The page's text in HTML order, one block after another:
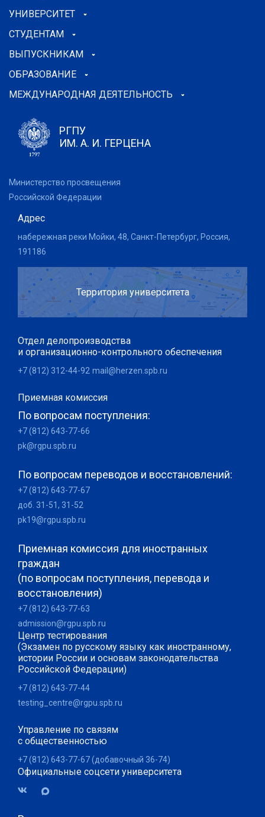
УНИВЕРСИТЕТ
СТУДЕНТАМ
ВЫПУСКНИКАМ
ОБРАЗОВАНИЕ
МЕЖДУНАРОДНАЯ ДЕЯТЕЛЬНОСТЬ
РГПУ
ИМ. А. И. ГЕРЦЕНА
Министерство просвещения
Российской Федерации
Адрес
набережная реки Мойки, 48, Санкт-Петербург, Россия,
191186
Территория университета
Отдел делопроизводства
и организационно-контрольного обеспечения
+7 (812) 312-44-92 mail@herzen.spb.ru
Приемная комиссия
По вопросам поступления:
+7 (812) 643-77-66
pk@rgpu.spb.ru
По вопросам переводов и восстановлений:
+7 (812) 643-77-67
доб. 31-51, 31-52
pk19@rgpu.spb.ru
Приемная комиссия для иностранных
граждан
(по вопросам поступления, перевода и
восстановления)
+7 (812) 643-77-63
admission@rgpu.spb.ru
Центр тестирования
(Экзамен по русскому языку как иностранному,
истории России и основам законодательства
Российской Федерации)
+7 (812) 643-77-44
testing_centre@rgpu.spb.ru
Управление по связям
с общественностью
+7 (812) 643-77-67 (добавочный 36-74)
Официальные соцсети университета